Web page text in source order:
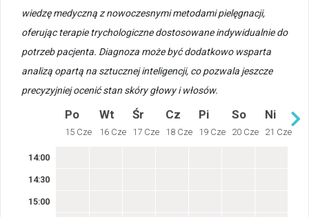
wiedzę medyczną z nowoczesnymi metodami pielęgnacji,
oferując terapie trychologiczne dostosowane indywidualnie do
potrzeb pacjenta. Diagnoza może być dodatkowo wsparta
analizą opartą na sztucznej inteligencji, co pozwala jeszcze
precyzyjniej ocenić stan skóry głowy i włosów.
Po
15 Cze
Wt
16 Cze
Śr
17 Cze
Cz
18 Cze
Pi
19 Cze
So
20 Cze
Ni
21 Cze
14:00
14:30
15:00